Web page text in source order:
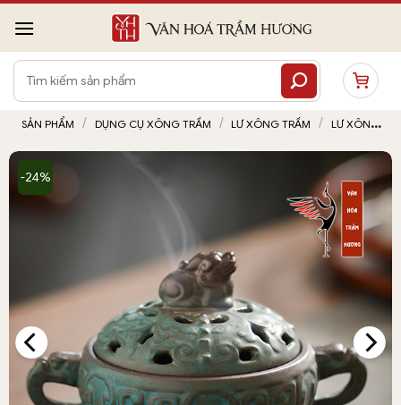
qua
nội
dung
Tìm
SẢN PHẨM / DỤNG CỤ XÔNG TRẦM / LƯ XÔNG TRẦM /
LƯ XÔNG
-24%